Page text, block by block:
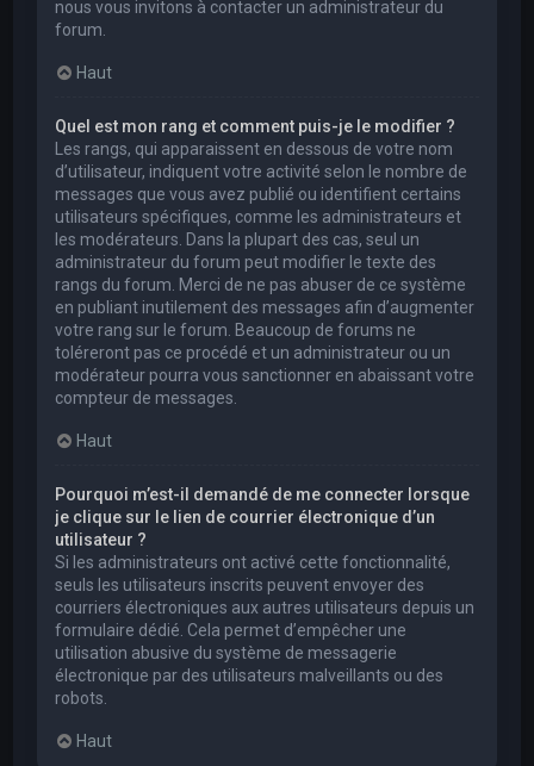
nous vous invitons à contacter un administrateur du
forum.
Haut
Quel est mon rang et comment puis-je le modifier ?
Les rangs, qui apparaissent en dessous de votre nom
d’utilisateur, indiquent votre activité selon le nombre de
messages que vous avez publié ou identifient certains
utilisateurs spécifiques, comme les administrateurs et
les modérateurs. Dans la plupart des cas, seul un
administrateur du forum peut modifier le texte des
rangs du forum. Merci de ne pas abuser de ce système
en publiant inutilement des messages afin d’augmenter
votre rang sur le forum. Beaucoup de forums ne
toléreront pas ce procédé et un administrateur ou un
modérateur pourra vous sanctionner en abaissant votre
compteur de messages.
Haut
Pourquoi m’est-il demandé de me connecter lorsque
je clique sur le lien de courrier électronique d’un
utilisateur ?
Si les administrateurs ont activé cette fonctionnalité,
seuls les utilisateurs inscrits peuvent envoyer des
courriers électroniques aux autres utilisateurs depuis un
formulaire dédié. Cela permet d’empêcher une
utilisation abusive du système de messagerie
électronique par des utilisateurs malveillants ou des
robots.
Haut